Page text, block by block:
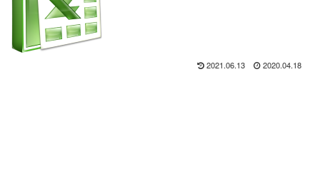
2021.06.13 2020.04.18